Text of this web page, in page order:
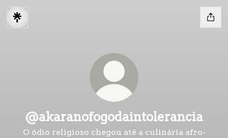
@akaranofogodaintolerancia
O ódio religioso chegou até a culinária afro-